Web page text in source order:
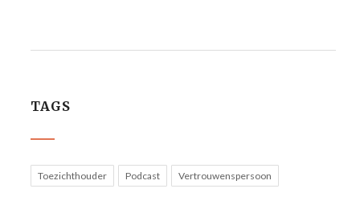
TAGS
Toezichthouder Podcast Vertrouwenspersoon